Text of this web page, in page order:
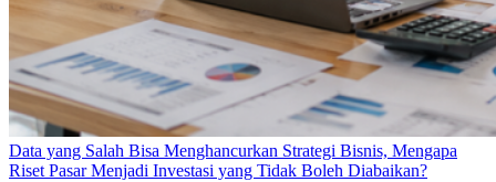
Data yang Salah Bisa Menghancurkan Strategi Bisnis, Mengapa
Riset Pasar Menjadi Investasi yang Tidak Boleh Diabaikan?